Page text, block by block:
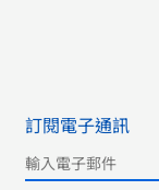
訂閱電子通訊